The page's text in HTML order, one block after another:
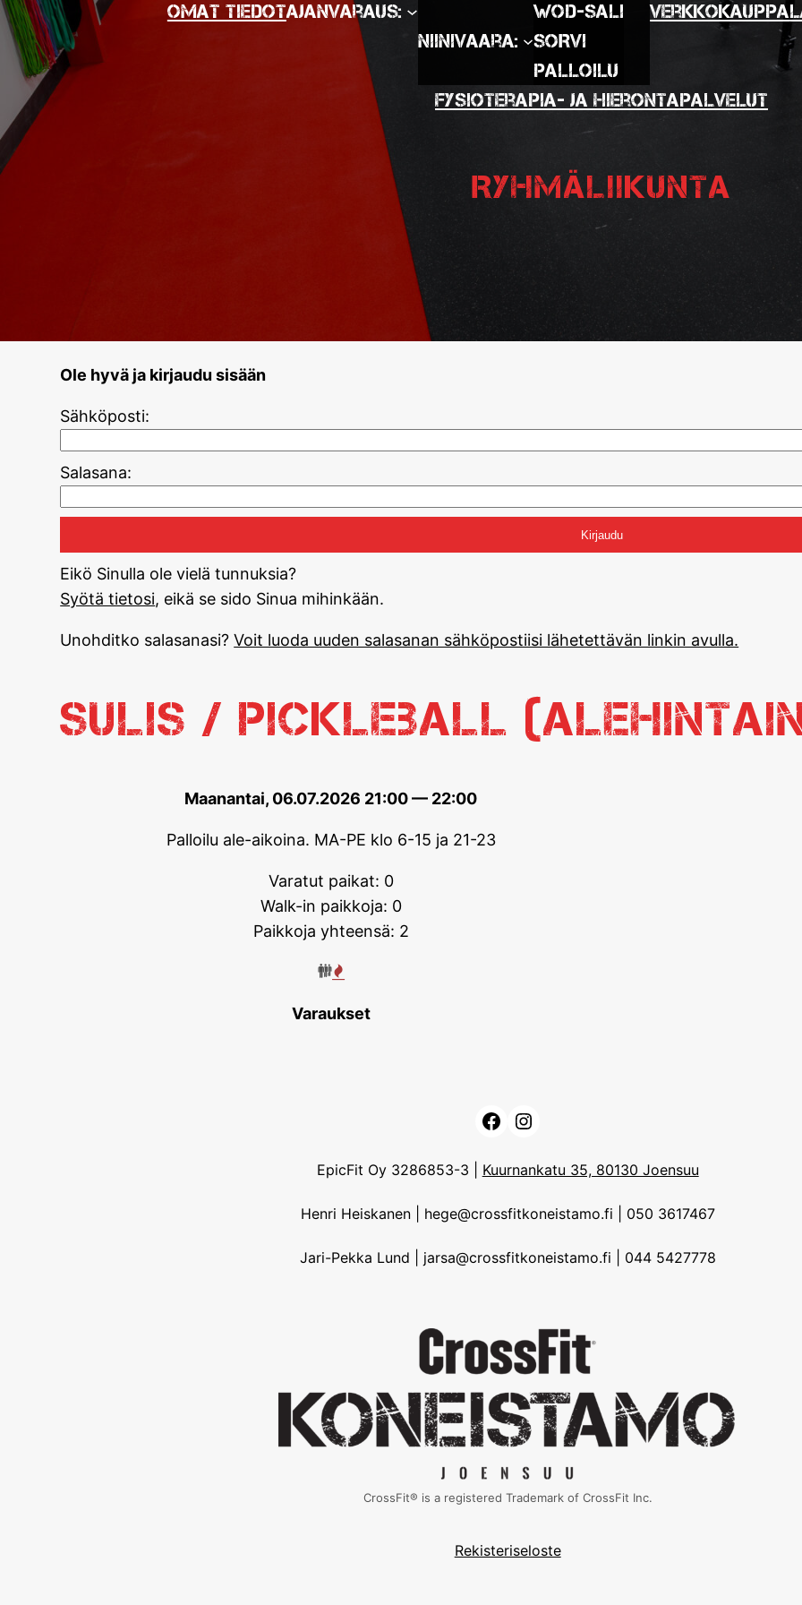
Omat tiedotAjanvaraus:
Niinivaara:
WOD-SALI
SORVI
Palloilu
Verkkokauppa
Fysioterapia- ja hierontapalvelut
Ryhmäliikunta
Ole hyvä ja kirjaudu sisään
Sähköposti:
Salasana:
Eikö Sinulla ole vielä tunnuksia?
Syötä tietosi, eikä se sido Sinua mihinkään.
Unohditko salasanasi?Voit luoda uuden salasanan sähköpostiisi lähetettävän linkin avulla.
Sulis / Pickleball
Maanantai, 06.07.2026 21:00 — 22:00
Palloilu ale-aikoina. MA-PE klo 6-15 ja 21-23
Varatut paikat: 0
Walk-in paikkoja: 0
Paikkoja yhteensä: 2
Varaukset
Facebook
Instagram
EpicFit Oy 3286853-3 | Kuurnankatu 35, 80130 Joensuu
Henri Heiskanen | hege@crossfitkoneistamo.fi | 050 3617467
Jari-Pekka Lund | jarsa@crossfitkoneistamo.fi | 044 5427778
CrossFit® is a registered Trademark of CrossFit Inc.
Rekisteriseloste